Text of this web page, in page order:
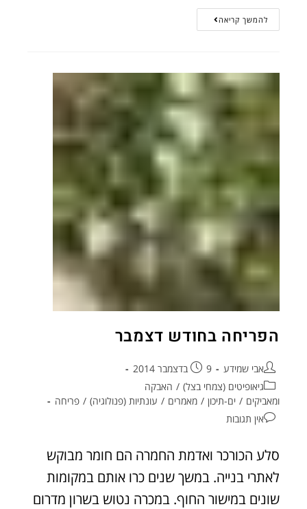
להמשך קריאה
הפריחה בחודש דצמבר
אבי שמידע
9 בדצמבר 2014
גיאופיטים (צמחי בצל) / האבקה
ומאביקים / ים-תיכון / מאמרים / עונתיות (פנולוגיה) / פריחה
אין תגובות
סלע הכורכר ואדמת החמרה הם חומר מבוקש
לאתרי בנייה. במשך שנים כרו אותם במקומות
שונים במישור החוף. במכרה נטוש בשרון מדרום